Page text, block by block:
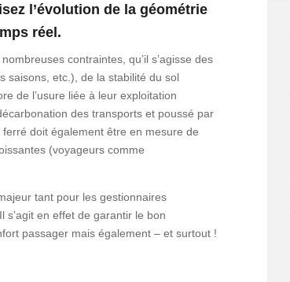
l’évolution de la géométrie
réel.
contraintes, qu’il s’agisse des
saisons, etc.), de la stabilité du sol
de l’usure liée à leur exploitation
des transports et poussé par
doit également être en mesure de
(voyageurs comme
tant pour les gestionnaires
s’agit en effet de garantir le bon
passager mais également – et surtout !